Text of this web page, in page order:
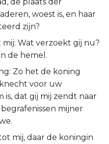
woest is, en haar
zijn?
Wat verzoekt gij nu?
de hemel.
Zo het de koning
voor uw
is, dat gij mij zendt naar
mijner
mij, daar de koningin